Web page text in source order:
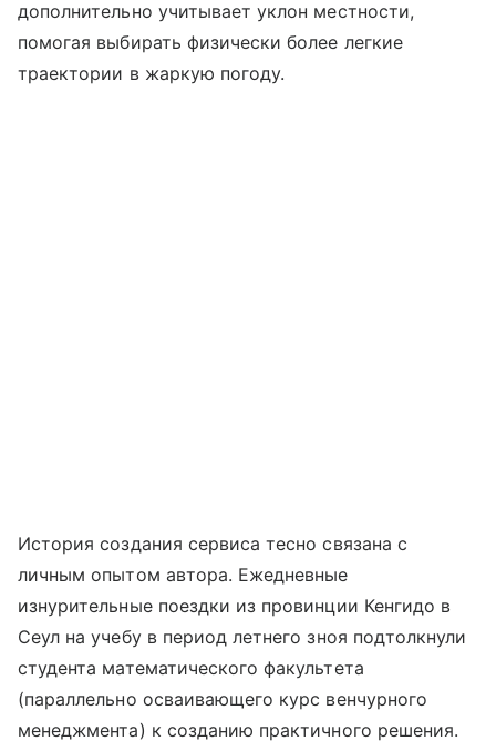
дополнительно учитывает уклон местности,
помогая выбирать физически более легкие
траектории в жаркую погоду.
История создания сервиса тесно связана с
личным опытом автора. Ежедневные
изнурительные поездки из провинции Кенгидо в
Сеул на учебу в период летнего зноя подтолкнули
студента математического факультета
(параллельно осваивающего курс венчурного
менеджмента) к созданию практичного решения.